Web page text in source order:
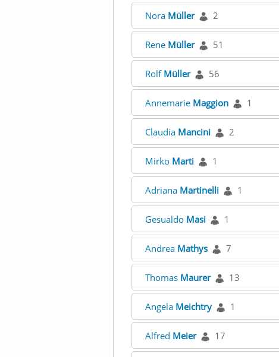
Nora Müller 2
Rene Müller 51
Rolf Müller 56
Annemarie Maggion 1
Claudia Mancini 2
Mirko Marti 1
Adriana Martinelli 1
Gesualdo Masi 1
Andrea Mathys 7
Thomas Maurer 13
Angela Meichtry 1
Alfred Meier 17